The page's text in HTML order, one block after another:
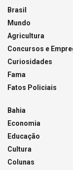
Brasil
Mundo
Agricultura
Concursos e
Curiosidades
Fama
Fatos Policiais
Bahia
Economia
Educação
Cultura
Colunas